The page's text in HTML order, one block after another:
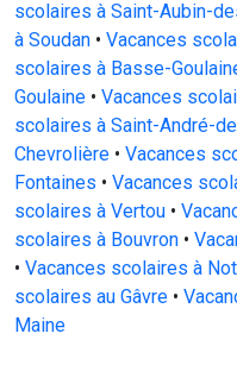
scolaires à Saint-Aubin-
à Soudan • Vacances
scolaires à Basse-
Goulaine • Vacances
scolaires à Saint-André-
Chevrolière • Vacances
Fontaines • Vacances
scolaires à Vertou •
scolaires à Bouvron •
• Vacances scolaires à
scolaires au Gâvre •
Maine